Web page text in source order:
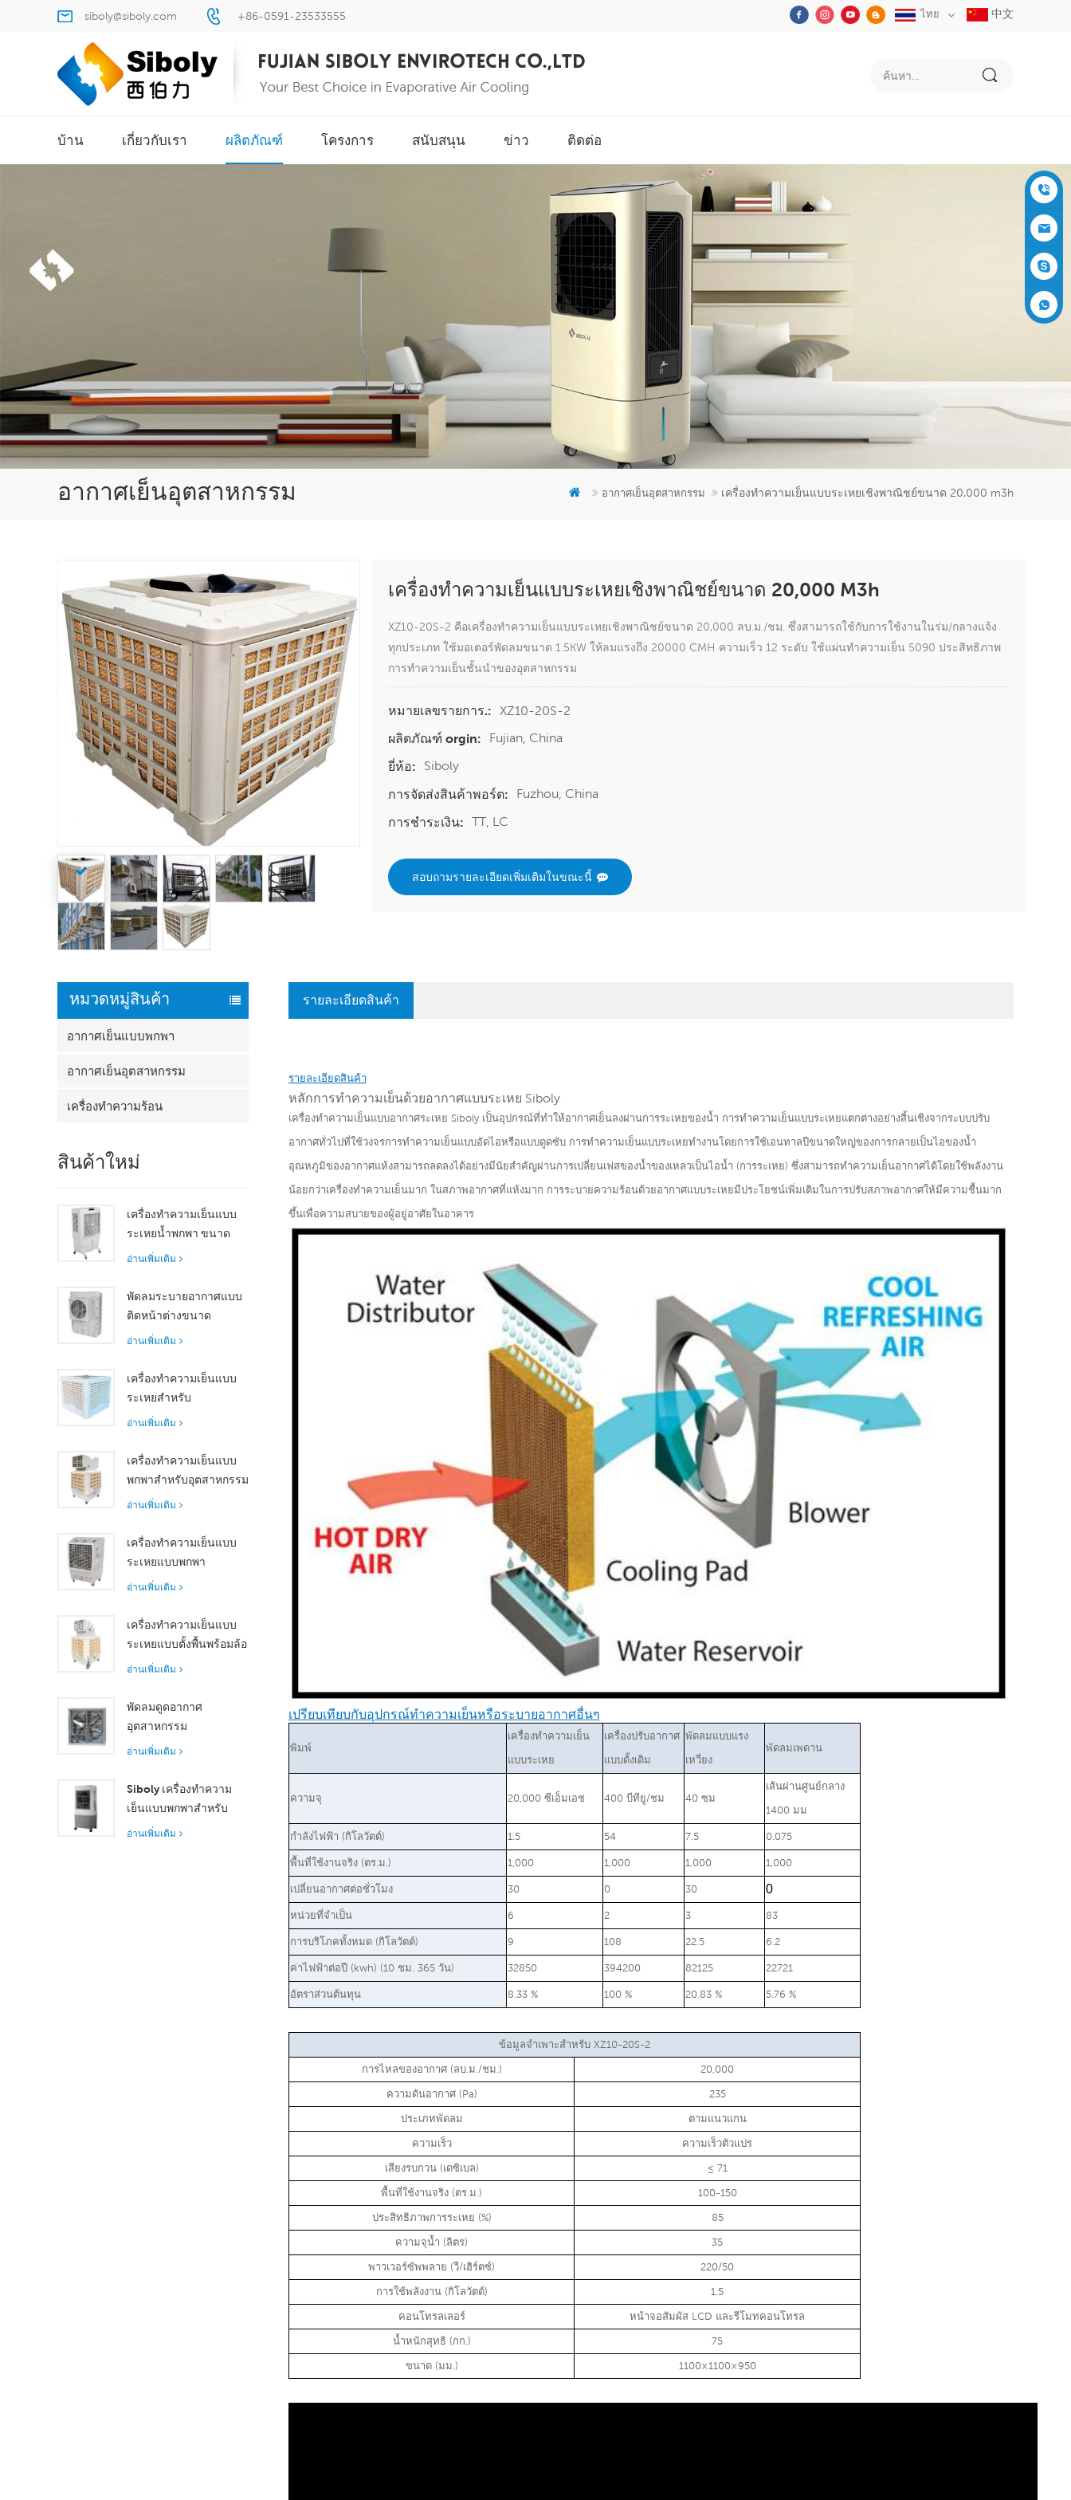
siboly@siboly.com +86-0591-23533555 ไทย 中文
บ้าน เกี่ยวกับเรา ผลิตภัณฑ์ โครงการ สนับสนุน ข่าว ติดต่อ
อากาศเย็นอุตสาหกรรม อากาศเย็นอุตสาหกรรม เครื่องทำความเย็นแบบระเหยเชิงพาณิชย์ขนาด 20,000 m3h
เครื่องทำความเย็นแบบระเหยเชิงพาณิชย์ขนาด 20,000 M3h
XZ10-20S-2 คือเครื่องทำความเย็นแบบระเหยเชิงพาณิชย์ขนาด 20,000 ลบ.ม./ชม. ซึ่งสามารถใช้กับการใช้งานในร่ม/กลางแจ้ง
ทุกประเภท ใช้มอเตอร์พัดลมขนาด 1.5KW ให้ลมแรงถึง 20000 CMH ความเร็ว 12 ระดับ ใช้แผ่นทำความเย็น 5090 ประสิทธิภาพ
การทำความเย็นชั้นนำของอุตสาหกรรม
หมายเลขรายการ.:
XZ10-20S-2
ผลิตภัณฑ์ orgin:
Fujian, China
ยี่ห้อ:
Siboly
การจัดส่งสินค้าพอร์ต:
Fuzhou, China
การชำระเงิน: TT, LC
สอบถามรายละเอียดเพิ่มเติมในขณะนี้
หมวดหมู่สินค้า
อากาศเย็นแบบพกพา
อากาศเย็นอุตสาหกรรม
เครื่องทำความร้อน
สินค้าใหม่
เครื่องทำความเย็นแบบ
ระเหยน้ำพกพา ขนาด
8000 m³/h ถัง 100 ลิตร
อ่านเพิ่มเติม
พัดลมระบายอากาศแบบ
ติดหน้าต่างขนาด
กะทัดรัด มอเตอร์แกน
อย่างมีประสิทธิภาพ
เหมาะสำหรับห้องขนาด
อ่านเพิ่มเติม
เครื่องทำความเย็นแบบ
ระเหยสำหรับ
อุตสาหกรรม Siboly
30000 m³/h
อ่านเพิ่มเติม
เครื่องทำความเย็นแบบ
พกพาสำหรับอุตสาหกรรม
18,000 ลูกบาศก์เมตร/
รีโมทคอนโทรลสำหรับ
การทำความเย็นพื้นที่
อ่านเพิ่มเติม
เครื่องทำความเย็นแบบ
ระเหยแบบพกพา
ประสิทธิภาพสูง 18,000
รีโมทคอนโทรล
อ่านเพิ่มเติม
เครื่องทำความเย็นแบบ
ระเหยแบบตั้งพื้นพร้อมล้อ
เลื่อนและรีโมทคอนโทรล
18,000 ลูกบาศก์เมตร/
อ่านเพิ่มเติม
พัดลมดูดอากาศ
อุตสาหกรรม
ประสิทธิภาพสูงพร้อม
37,000 ม³/ชม. เพื่อการ
ระบายอากาศที่เหนือกว่า
อ่านเพิ่มเติม
Siboly เครื่องทำความ
เย็นแบบพกพาสำหรับ
อุตสาหกรรม 4000 m³/h
อ่านเพิ่มเติม
รายละเอียดสินค้า
รายละเอียดสินค้า
หลักการทำความเย็นด้วยอากาศแบบระเหย Siboly
เครื่องทำความเย็นแบบอากาศระเหย Siboly เป็นอุปกรณ์ที่ทำให้อากาศเย็นลงผ่านการระเหยของน้ำ การทำความเย็นแบบระเหยแตกต่างอย่างสิ้นเชิงจากระบบปรับ
อากาศทั่วไปที่ใช้วงจรการทำความเย็นแบบอัดไอหรือแบบดูดซับ การทำความเย็นแบบระเหยทำงานโดยการใช้เอนทาลปีขนาดใหญ่ของการกลายเป็นไอของน้ำ
อุณหภูมิของอากาศแห้งสามารถลดลงได้อย่างมีนัยสำคัญผ่านการเปลี่ยนเฟสของน้ำของเหลวเป็นไอน้ำ (การระเหย) ซึ่งสามารถทำความเย็นอากาศได้โดยใช้พลังงาน
น้อยกว่าเครื่องทำความเย็นมาก ในสภาพอากาศที่แห้งมาก การระบายความร้อนด้วยอากาศแบบระเหยมีประโยชน์เพิ่มเติมในการปรับสภาพอากาศให้มีความชื้นมาก
ขึ้นเพื่อความสบายของผู้อยู่อาศัยในอาคาร
เปรียบเทียบกับอุปกรณ์ทำความเย็นหรือระบายอากาศอื่นๆ
พิมพ์
เครื่องทำความเย็น
แบบระเหย
เครื่องปรับอากาศ
แบบดั้งเดิม
พัดลมแบบแรง
เหวี่ยง
พัดลมเพดาน
ความจุ 20,000 ซีเอ็มเอช 400 บีทียู/ชม 40 ซม
เส้นผ่านศูนย์กลาง
1400 มม
กำลังไฟฟ้า (กิโลวัตต์) 1.5 54 7.5 0.075
พื้นที่ใช้งานจริง (ตร.ม.) 1,000 1,000 1,000 1,000
เปลี่ยนอากาศต่อชั่วโมง 30 0 30 0
หน่วยที่จำเป็น 6 2 3 83
การบริโภคทั้งหมด (กิโลวัตต์) 9 108 22.5 6.2
ค่าไฟฟ้าต่อปี (kwh) (10 ชม. 365 วัน) 32850 394200 82125 22721
อัตราส่วนต้นทุน 8.33 % 100 % 20.83 % 5.76 %
ข้อมูลจำเพาะสำหรับ XZ10-20S-2
การไหลของอากาศ (ลบ.ม./ชม.) 20,000
ความดันอากาศ (Pa) 235
ประเภทพัดลม ตามแนวแกน
ความเร็ว ความเร็วตัวแปร
เสียงรบกวน (เดซิเบล) ≤ 71
พื้นที่ใช้งานจริง (ตร.ม.) 100-150
ประสิทธิภาพการระเหย (%) 85
ความจุน้ำ (ลิตร) 35
พาวเวอร์ซัพพลาย (วี/เฮิร์ตซ์) 220/50
การใช้พลังงาน (กิโลวัตต์) 1.5
คอนโทรลเลอร์ หน้าจอสัมผัส LCD และรีโมทคอนโทรล
น้ำหนักสุทธิ (กก.) 75
ขนาด (มม.) 1100×1100×950
+86-05
91-2353
3555
siboly@s
iboly.co
evaporat
er
5951777